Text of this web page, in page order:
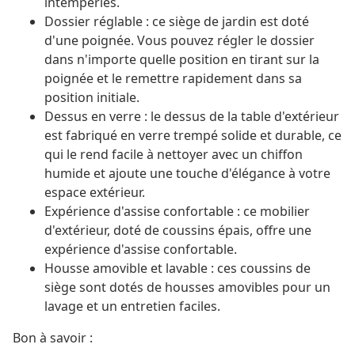
Dossier réglable : ce siège de jardin est doté
d'une poignée. Vous pouvez régler le dossier
dans n'importe quelle position en tirant sur la
poignée et le remettre rapidement dans sa
position initiale.
Dessus en verre : le dessus de la table d'extérieur
est fabriqué en verre trempé solide et durable, ce
qui le rend facile à nettoyer avec un chiffon
humide et ajoute une touche d'élégance à votre
espace extérieur.
Expérience d'assise confortable : ce mobilier
d'extérieur, doté de coussins épais, offre une
expérience d'assise confortable.
Housse amovible et lavable : ces coussins de
siège sont dotés de housses amovibles pour un
lavage et un entretien faciles.
Bon à savoir :